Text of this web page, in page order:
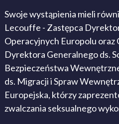
Swoje wystąpienia mieli
Lecouffe - Zastępca
Operacyjnych Europolu oraz
Dyrektora Generalnego ds.
Bezpieczeństwa
ds. Migracji i Spraw
Europejska, którzy
zwalczania seksualnego